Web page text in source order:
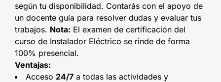
según tu disponibilidad. Contarás con el apoyo de
un docente guía para resolver dudas y evaluar tus
trabajos. Nota: El examen de certificación del
curso de Instalador Eléctrico se rinde de forma
100% presencial.
Ventajas:
Acceso 24/7 a todas las actividades y